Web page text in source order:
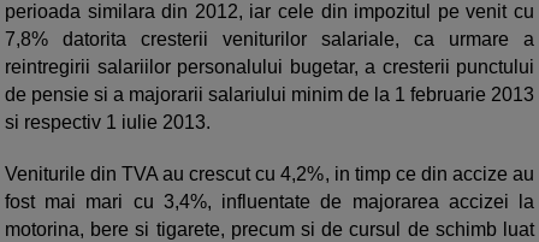
perioada similara din 2012, iar cele din impozitul pe venit cu
7,8% datorita cresterii veniturilor salariale, ca urmare a
reintregirii salariilor personalului bugetar, a cresterii punctului
de pensie si a majorarii salariului minim de la 1 februarie 2013
si respectiv 1 iulie 2013.
Veniturile din TVA au crescut cu 4,2%, in timp ce din accize au
fost mai mari cu 3,4%, influentate de majorarea accizei la
motorina, bere si tigarete, precum si de cursul de schimb luat